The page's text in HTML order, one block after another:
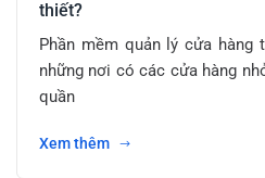
thiết?
Phần mềm quản lý cửa hàng
những nơi có các cửa hàng
quần
Xem thêm